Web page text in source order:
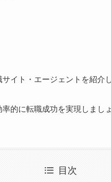
イト・エージェントを紹介し
的に転職成功を実現しまし
目次